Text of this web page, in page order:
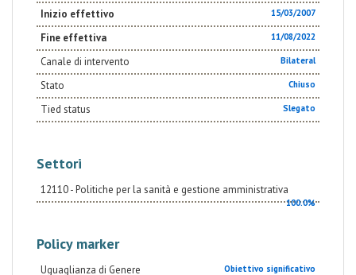
Inizio effettivo 15/03/2007
Fine effettiva 11/08/2022
Canale di intervento Bilateral
Stato Chiuso
Tied status Slegato
Settori
12110 - Politiche per la sanità e gestione amministrativa
100.0%
Policy marker
Uguaglianza di Genere Obiettivo significativo